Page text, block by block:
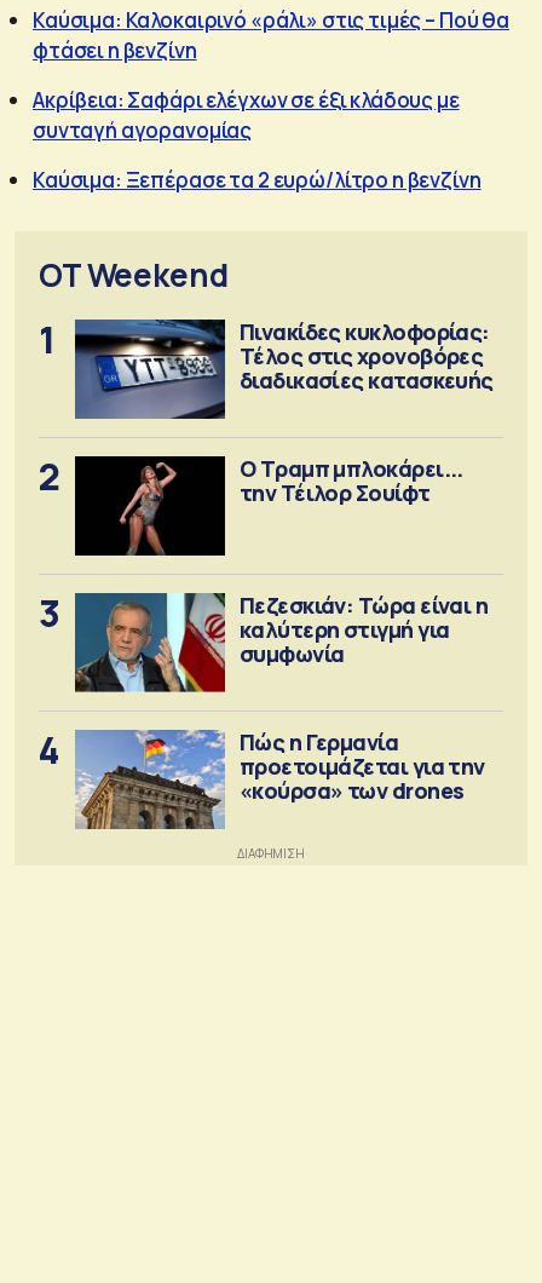
Καύσιμα: Καλοκαιρινό «ράλι» στις τιμές – Πού θα
φτάσει η βενζίνη
Ακρίβεια: Σαφάρι ελέγχων σε έξι κλάδους με
συνταγή αγορανομίας
Καύσιμα: Ξεπέρασε τα 2 ευρώ/λίτρο η βενζίνη
OT Weekend
1
Πινακίδες κυκλοφορίας:
Τέλος στις χρονοβόρες
διαδικασίες κατασκευής
2
Ο Τραμπ μπλοκάρει...
την Τέιλορ Σουίφτ
3
Πεζεσκιάν: Τώρα είναι η
καλύτερη στιγμή για
συμφωνία
4
Πώς η Γερμανία
προετοιμάζεται για την
«κούρσα» των drones